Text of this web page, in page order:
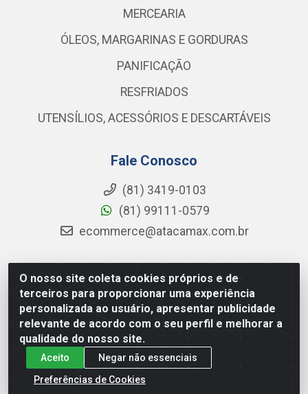
O nosso site coleta cookies próprios e de
terceiros para proporcionar uma experiência
personalizada ao usuário, apresentar publicidade
relevante de acordo com o seu perfil e melhorar a
qualidade do nosso site.
Aceito
Negar não essenciais
Preferências de Cookies
MERCEARIA
ÓLEOS, MARGARINAS E GORDURAS
PANIFICAÇÃO
RESFRIADOS
UTENSÍLIOS, ACESSÓRIOS E DESCARTÁVEIS
Fale Conosco
(81) 3419-0103
(81) 99111-0579
ecommerce@atacamax.com.br
Atacamax Importadora de Alimentos LTDA - RODOVIA BR-
101 - SUL, KM 79,60 GP E GALPAO:D - Muribeca, Jaboatão dos
Guararapes - PE, 54355-010 - CNPJ 08.305.623/0001-84